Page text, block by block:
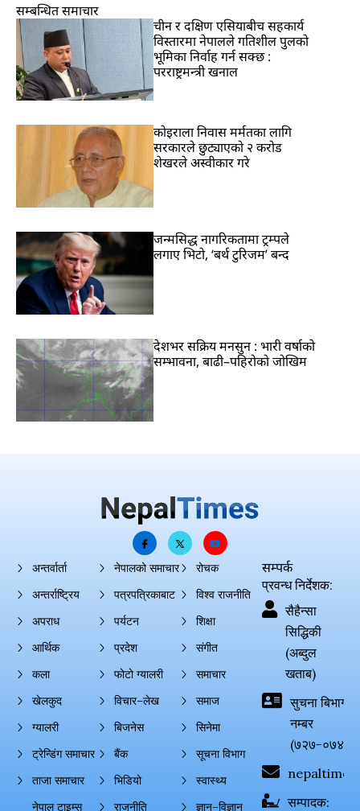
सम्बन्धित समाचार
चीन र दक्षिण एसियाबीच सहकार्य
विस्तारमा नेपालले गतिशील पुलको
भूमिका निर्वाह गर्न सक्छ :
परराष्ट्रमन्त्री खनाल
कोइराला निवास मर्मतका लागि
सरकारले छुट्याएको २ करोड
शेखरले अस्वीकार गरे
जन्मसिद्ध नागरिकतामा ट्रम्पले
लगाए भिटो, ‘बर्थ टुरिजम’ बन्द
देशभर सक्रिय मनसुन : भारी वर्षाको
सम्भावना, बाढी–पहिरोको जोखिम
अन्तर्वार्ता
अन्तर्राष्ट्रिय
अपराध
आर्थिक
कला
खेलकुद
ग्यालरी
ट्रेन्डिंग समाचार
ताजा समाचार
नेपाल टाइम्स
नेपालको समाचार
पत्रपत्रिकाबाट
पर्यटन
प्रदेश
फोटो ग्यालरी
विचार–लेख
बिजनेस
बैंक
भिडियो
राजनीति
रोचक
विश्व राजनीति
शिक्षा
संगीत
समाचार
समाज
सिनेमा
सूचना विभाग
स्वास्थ्य
ज्ञान–विज्ञान
सम्पर्क
प्रवन्ध निर्देशक:
सैहैन्सा
सिद्धिकी
(अब्दुल
खताब)
सुचना बिभाग
नम्बर
(७२७-०७४-
सम्पादक: